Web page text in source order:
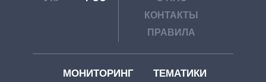
КОНТАКТЫ
ПРАВИЛА
МОНИТОРИНГ ТЕМАТИКИ